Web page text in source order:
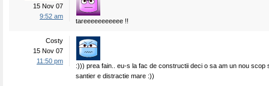
15 Nov 07
9:52 am
tareeeeeeeeeee !!
Costy
15 Nov 07
11:50 pm
:))) prea fain.. eu-s la fac de constructii deci o sa am un nou scop
santier e distractie mare :))